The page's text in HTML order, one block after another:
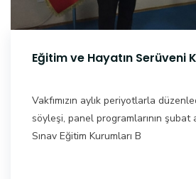
Eğitim ve Hayatın Serüveni
Vakfımızın aylık periyotlarla
söyleşi, panel programlarının şubat
Sınav Eğitim Kurumları B